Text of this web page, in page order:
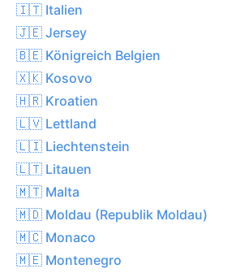
🇮🇹 Italien
🇯🇪 Jersey
🇧🇪 Königreich Belgien
🇽🇰 Kosovo
🇭🇷 Kroatien
🇱🇻 Lettland
🇱🇮 Liechtenstein
🇱🇹 Litauen
🇲🇹 Malta
🇲🇩 Moldau (Republik Moldau)
🇲🇨 Monaco
🇲🇪 Montenegro